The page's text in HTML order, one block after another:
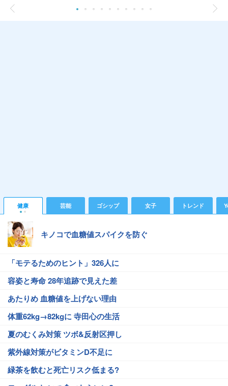
健康 芸能 ゴシップ 女子 トレンド
キノコで血糖値スパイクを防ぐ
「モテるためのヒント」326人に
容姿と寿命 28年追跡で見えた差
あたりめ 血糖値を上げない理由
体重62kg→82kgに 寺田心の生活
夏のむくみ対策 ツボ&反射区押し
紫外線対策がビタミンD不足に
緑茶を飲むと死亡リスク低まる?